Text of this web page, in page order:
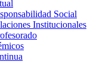
Social
Institucionales